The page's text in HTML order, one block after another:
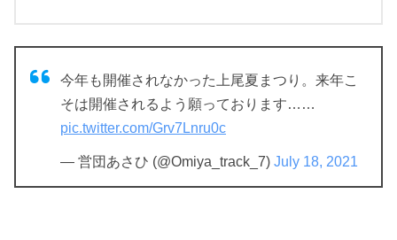
今年も開催されなかった上尾夏まつり。来年こ
そは開催されるよう願っております……
pic.twitter.com/Grv7Lnru0c
— 営団あさひ (@Omiya_track_7) July 18, 2021